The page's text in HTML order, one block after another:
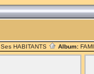
Ses HABITANTS Album: